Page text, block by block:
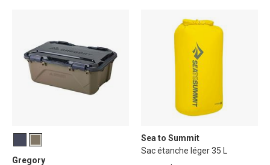
Gregory
Sea to Summit
Sac étanche léger 35 L